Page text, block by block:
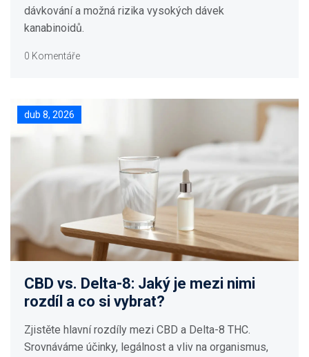
dávkování a možná rizika vysokých dávek
kanabinoidů.
0 Komentáře
dub 8, 2026
CBD vs. Delta-8: Jaký je mezi nimi
rozdíl a co si vybrat?
Zjistěte hlavní rozdíly mezi CBD a Delta-8 THC.
Srovnáváme účinky, legálnost a vliv na organismus,